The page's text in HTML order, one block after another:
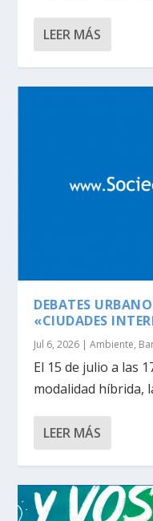
LEER MÁS
DEBATES
«CIUDADES
Jul 6, 2026 |Ambiente,
El 15 de julio a las
modalidad híbrida,
LEER MÁS